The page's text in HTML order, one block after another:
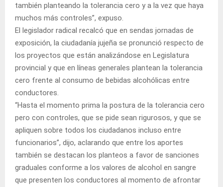
también planteando la tolerancia cero y a la vez que haya
muchos más controles”, expuso.
El legislador radical recalcó que en sendas jornadas de
exposición, la ciudadanía jujeña se pronunció respecto de
los proyectos que están analizándose en Legislatura
provincial y que en líneas generales plantean la tolerancia
cero frente al consumo de bebidas alcohólicas entre
conductores.
“Hasta el momento prima la postura de la tolerancia cero
pero con controles, que se pide sean rigurosos, y que se
apliquen sobre todos los ciudadanos incluso entre
funcionarios”, dijo, aclarando que entre los aportes
también se destacan los planteos a favor de sanciones
graduales conforme a los valores de alcohol en sangre
que presenten los conductores al momento de afrontar